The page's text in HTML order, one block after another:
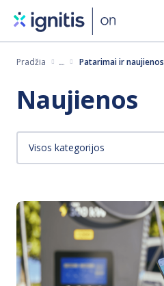
turinįPradžia Patarimai ir naujienos
Naujienos
Visos kategorijos